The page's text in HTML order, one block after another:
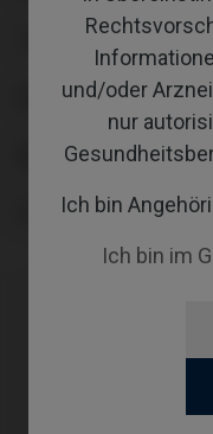
und/oder
nur
Ich bin
Ich bin im
WORKFLOW
ABUTMENTHEIGHT
SCREWSOCKET